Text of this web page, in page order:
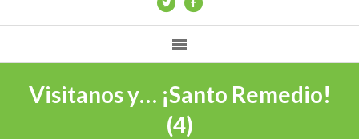
Visitanos y… ¡Santo Remedio!
(4)